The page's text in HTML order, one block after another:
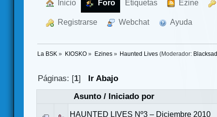
Inicio Foro Etiquetas Ezine
Registrarse Webchat Ayuda
La BSK » KIOSKO» Ezines» Haunted Lives (Moderador:
Páginas: [1]
Ir Abajo
Asunto/ Iniciado por
HAUNTED LIVES Nº3 – Diciembre 2010